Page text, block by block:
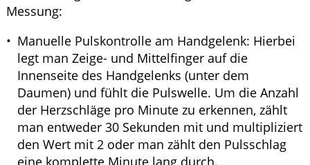
Messung:
Manuelle Pulskontrolle am Handgelenk: Hierbei
legt man Zeige- und Mittelfinger auf die
Innenseite des Handgelenks (unter dem
Daumen) und fühlt die Pulswelle. Um die Anzahl
der Herzschläge pro Minute zu erkennen, zählt
man entweder 30 Sekunden mit und multipliziert
den Wert mit 2 oder man zählt den Pulsschlag
eine komplette Minute lang durch.